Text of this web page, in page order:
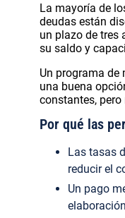
La mayoría de
deudas están
un plazo de tres
su saldo y
Un programa de
una buena
constantes,
Por qué las
Las tasas
reducir el
Un pago